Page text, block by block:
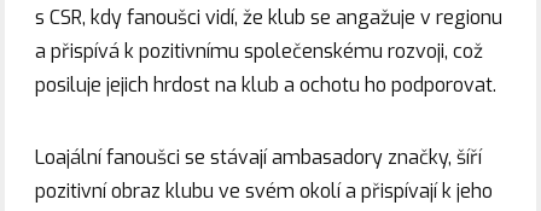
s CSR, kdy fanoušci vidí, že klub se angažuje v regionu
a přispívá k pozitivnímu společenskému rozvoji, což
posiluje jejich hrdost na klub a ochotu ho podporovat.
Loajální fanoušci se stávají ambasadory značky, šíří
pozitivní obraz klubu ve svém okolí a přispívají k jeho